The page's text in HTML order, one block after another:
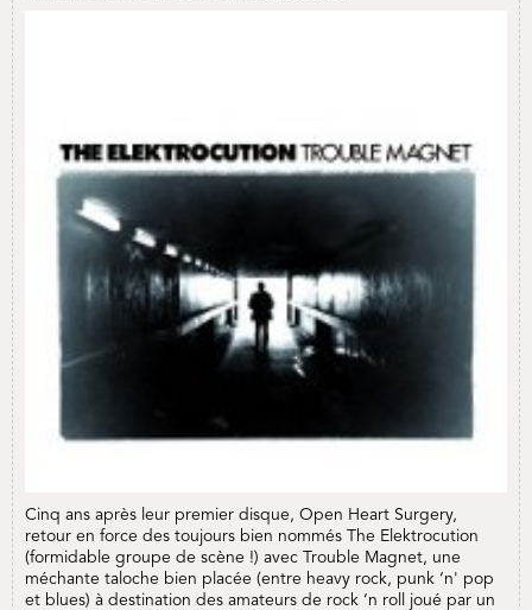
Cinq ans après leur premier disque, Open Heart Surgery,
retour en force des toujours bien nommés The Elektrocution
(formidable groupe de scène !) avec Trouble Magnet, une
méchante taloche bien placée (entre heavy rock, punk ‘n' pop
et blues) à destination des amateurs de rock ‘n roll joué par un